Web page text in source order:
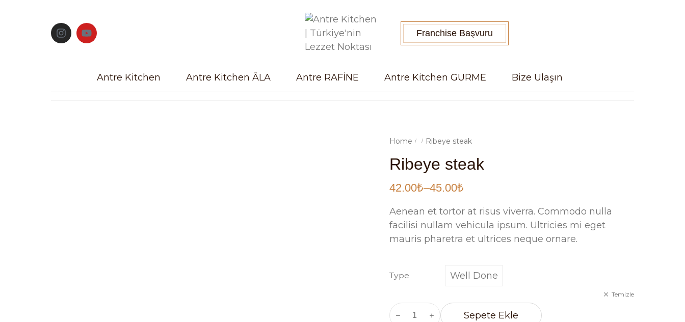
Franchise Başvuru
Antre Kitchen Antre Kitchen ÂLA Antre RAFİNE Antre Kitchen GURME Bize Ulaşın
Home / / Ribeye steak
Ribeye steak
42.00₺–45.00₺
Aenean et tortor at risus viverra. Commodo nulla
facilisi nullam vehicula ipsum. Ultricies mi eget
mauris pharetra et ultrices neque ornare.
Type Well Done
Temizle
Sepete Ekle